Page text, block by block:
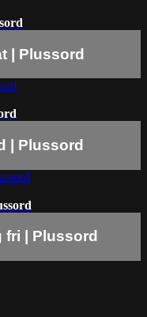
| Plussord
| Plussord
fri | Plussord